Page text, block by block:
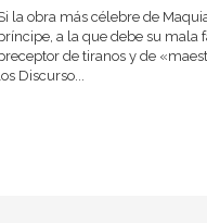
la obra más célebre de
a la que debe su mala
de tiranos y de
Discurso...